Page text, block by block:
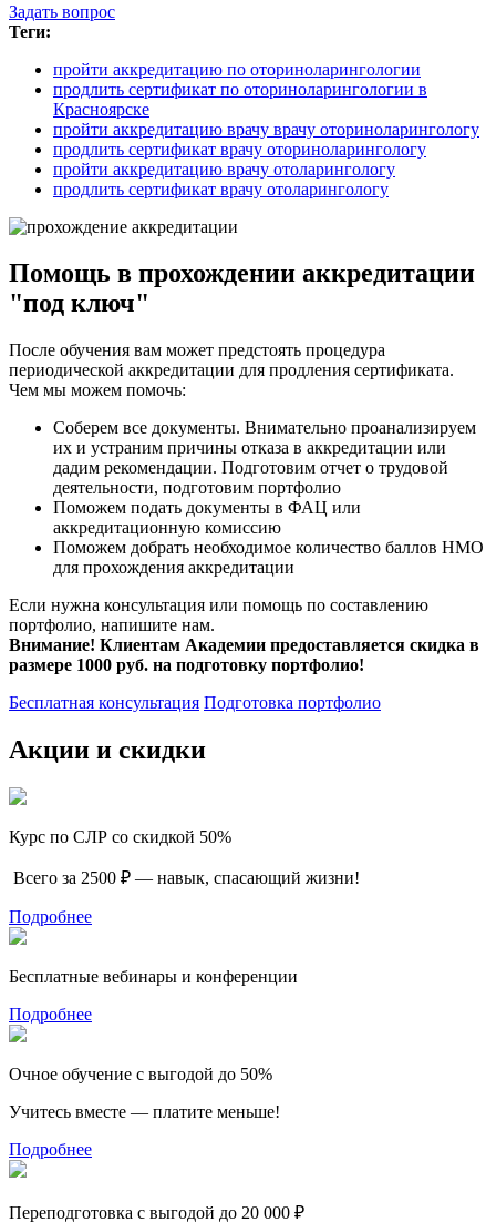
Задать вопрос
Теги:
пройти аккредитацию по оториноларингологии
продлить сертификат по оториноларингологии в
Красноярске
пройти аккредитацию врачу врачу оториноларингологу
продлить сертификат врачу оториноларингологу
пройти аккредитацию врачу отоларингологу
продлить сертификат врачу отоларингологу
Помощь в прохождении аккредитации
"под ключ"
После обучения вам может предстоять процедура
периодической аккредитации для продления сертификата.
Чем мы можем помочь:
Соберем все документы. Внимательно проанализируем
их и устраним причины отказа в аккредитации или
дадим рекомендации. Подготовим отчет о трудовой
деятельности, подготовим портфолио
Поможем подать документы в ФАЦ или
аккредитационную комиссию
Поможем добрать необходимое количество баллов НМО
для прохождения аккредитации
Если нужна консультация или помощь по составлению
портфолио, напишите нам.
Внимание! Клиентам Академии предоставляется скидка в
размере 1000 руб. на подготовку портфолио!
Бесплатная консультация Подготовка портфолио
Акции и скидки
Курс по СЛР со скидкой 50%
Всего за 2500 ₽ — навык, спасающий жизни!
Подробнее
Бесплатные вебинары и конференции
Подробнее
Очное обучение с выгодой до 50%
Учитесь вместе — платите меньше!
Подробнее
Переподготовка с выгодой до 20 000 ₽